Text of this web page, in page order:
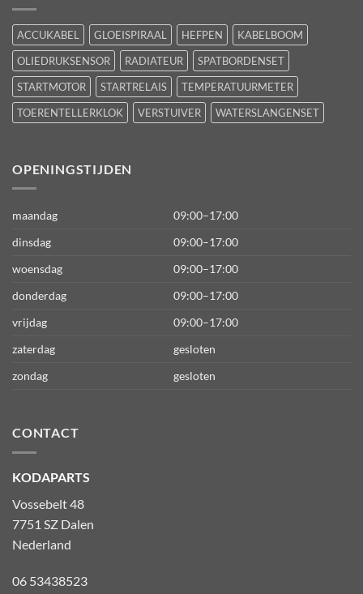
ACCUKABEL GLOEISPIRAAL HEFPEN
KABELBOOM
OLIEDRUKSENSOR
RADIATEUR
SPATBORDENSET
STARTMOTOR
STARTRELAIS
TEMPERATUURMETER
TOERENTELLERKLOK
VERSTUIVER WATERSLANGENSET
OPENINGSTIJDEN
maandag
09:00–17:00
dinsdag
09:00–17:00
woensdag
09:00–17:00
donderdag
09:00–17:00
vrijdag
09:00–17:00
zaterdag
gesloten
zondag
gesloten
CONTACT
KODAPARTS
Vossebelt 48
7751 SZ Dalen
Nederland
06 53438523